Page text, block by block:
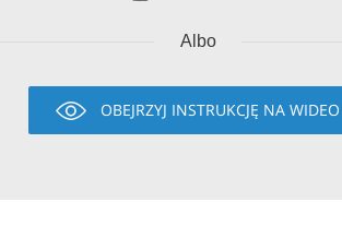
Albo
OBEJRZYJ INSTRUKCJĘ NA WIDEO